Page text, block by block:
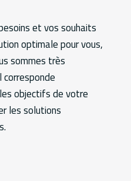
et vos souhaits
optimale pour vous,
sommes très
objectifs de votre
les solutions